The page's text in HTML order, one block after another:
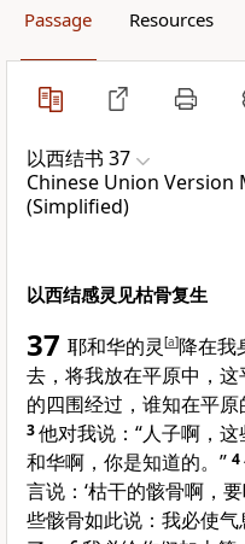
Passage Resources
以西结书 37
Chinese Union
(Simplified)
以西结感灵见枯骨复生
37 耶和华的灵 [a]降在我
去，将我放在平原中，这
的四围经过，谁知在平原
3他对我说：“人子啊，
和华啊，你是知道的。” 4
言说：‘枯干的骸骨啊，
些骸骨如此说：我必使